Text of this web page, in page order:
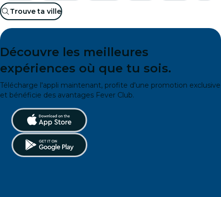
Trouve ta ville
Découvre les meilleures
expériences où que tu sois.
Télécharge l'appli maintenant, profite d'une promotion exclusive
et bénéficie des avantages Fever Club.